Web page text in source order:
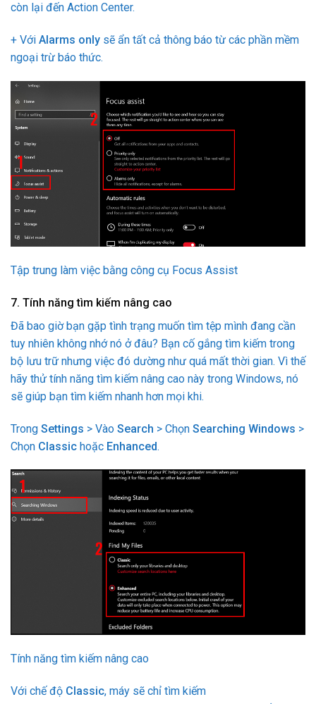
còn lại đến Action Center.
+ Với Alarms only sẽ ẩn tất cả thông báo từ các phần mềm
ngoại trừ báo thức.
Tập trung làm việc bằng công cụ Focus Assist
7. Tính năng tìm kiếm nâng cao
Đã bao giờ bạn gặp tình trạng muốn tìm tệp mình đang cần
tuy nhiên không nhớ nó ở đâu? Bạn cố gắng tìm kiếm trong
bộ lưu trữ nhưng việc đó dường như quá mất thời gian. Vì thế
hãy thử tính năng tìm kiếm nâng cao này trong Windows, nó
sẽ giúp bạn tìm kiếm nhanh hơn mọi khi.
Trong Settings > Vào Search > Chọn Searching Windows >
Chọn Classic hoặc Enhanced.
Tính năng tìm kiếm nâng cao
Với chế độ Classic, máy sẽ chỉ tìm kiếm